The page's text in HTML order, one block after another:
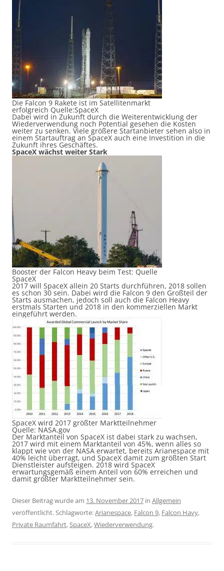
Die Falcon 9 Rakete ist im Satellitenmarkt
erfolgreich Quelle:SpaceX
Dabei wird in Zukunft durch die Weiterentwicklung der
Wiederverwendung noch Potential gesehen die Kosten
weiter zu senken. Viele größere Startanbieter sehen also in
einem Startauftrag an SpaceX auch eine Investition in die
Zukunft ihres Geschäftes.
SpaceX wächst weiter Stark
Booster der Falcon Heavy beim Test: Quelle
SpaceX
2017 will SpaceX allein 20 Starts durchführen, 2018 sollen
es schon 30 sein. Dabei wird die Falcon 9 den Großteil der
Starts ausmachen, jedoch soll auch die Falcon Heavy
erstmals Starten und 2018 in den kommerziellen Markt
eingeführt werden.
SpaceX wird 2017 größter Marktteilnehmer
Quelle: NASA.gov
Der Marktanteil von SpaceX ist dabei stark zu wachsen,
2017 wird mit einem Marktanteil von 45%, wenn alles so
klappt wie von der NASA erwartet, bereits Arianespace mit
40% leicht überragt, und SpaceX damit zum größten Start
Dienstleister aufsteigen. 2018 wird SpaceX
erwartungsgemäß einem Anteil von 60% erreichen und
damit größter Marktteilnehmer sein.
Dieser Beitrag wurde am 13. November 2017 in Allgemein
veröffentlicht. Schlagworte:Arianespace, Falcon 9, Falcon Havy,
Private Raumfahrt,SpaceX,Wiederverwendung.